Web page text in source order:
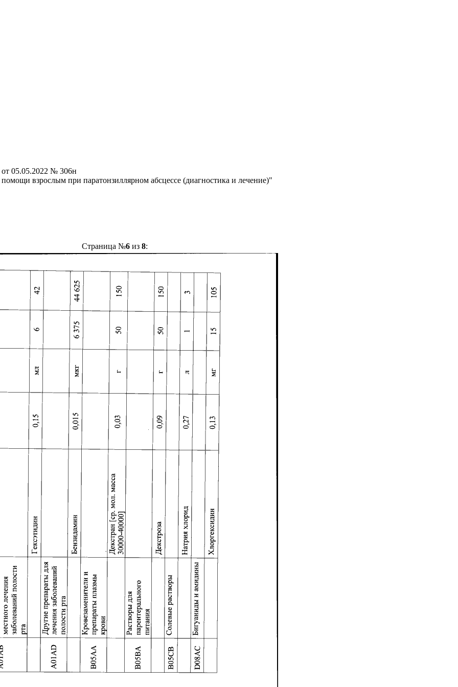
05.05.2022 № 306н
взрослым при паратонзиллярном абсцессе (диагностика и лечение)"
Страница №6из 8: